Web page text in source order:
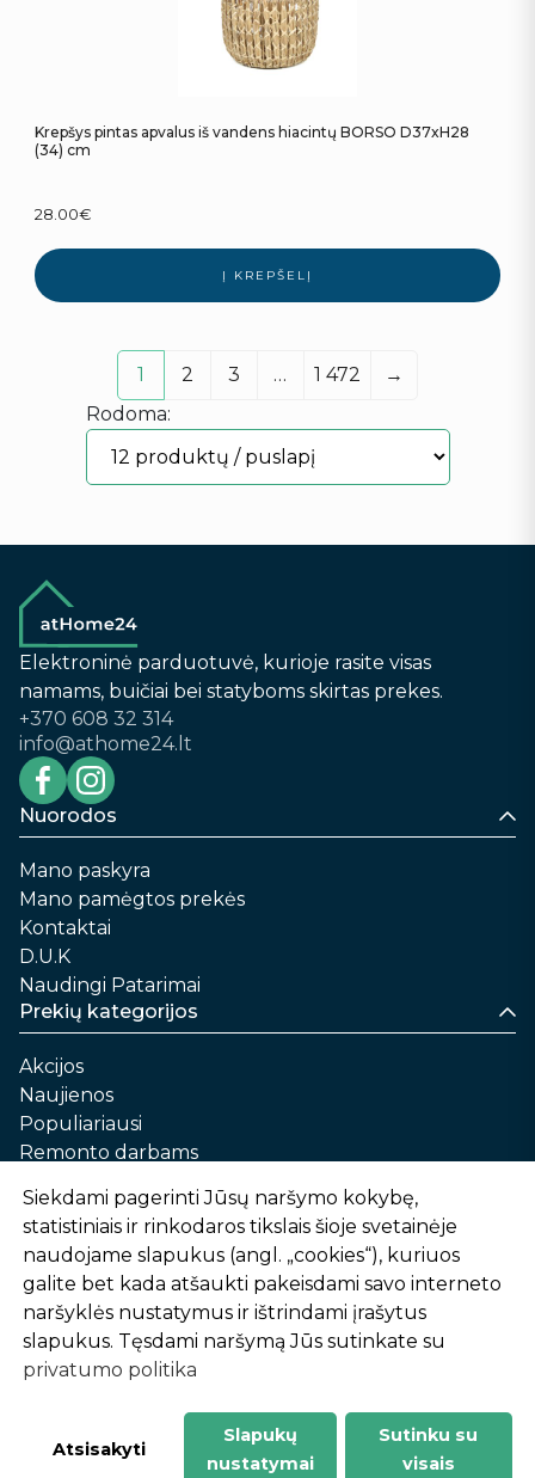
Krepšys pintas apvalus iš vandens hiacintų BORSO D37xH28
(34) cm
28.00€
Į KREPŠELĮ
1 2 3 … 1 472
→
Rodoma:
Elektroninė parduotuvė, kurioje rasite visas
namams, buičiai bei statyboms skirtas prekes.
+370 608 32 314
info@athome24.lt
Nuorodos
Mano paskyra
Mano pamėgtos prekės
Kontaktai
D.U.K
Naudingi Patarimai
Prekių kategorijos
Akcijos
Naujienos
Populiariausi
Remonto darbams
Automobilių priežiūrai
Sodui ir daržui
Informacija
Apie mus
Prekių pirkimo – pardavimo taisyklės
Prekių pristatymas ir atsiėmimas
-
1
2
%
n
u
o
l
a
i
d
Siekdami pagerinti Jūsų naršymo kokybę,
statistiniais ir rinkodaros tikslais šioje svetainėje
naudojame slapukus (angl. „cookies“), kuriuos
galite bet kada atšaukti pakeisdami savo interneto
naršyklės nustatymus ir ištrindami įrašytus
slapukus. Tęsdami naršymą Jūs sutinkate su
privatumo politika
Atsisakyti
Slapukų
nustatymai
Sutinku su
visais